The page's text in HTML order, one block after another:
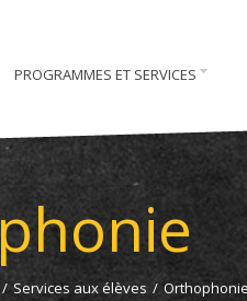
PROGRAMMES ET SERVICES
/ Services aux élèves / Orthophonie